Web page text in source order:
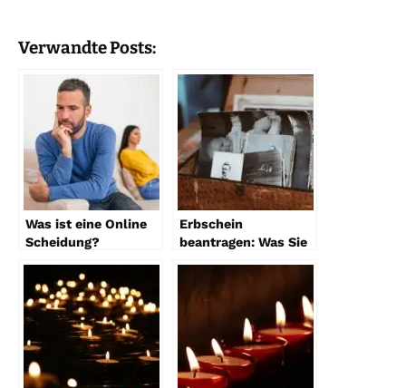
Verwandte Posts:
Was ist eine Online
Scheidung?
Erbschein
beantragen: Was Sie